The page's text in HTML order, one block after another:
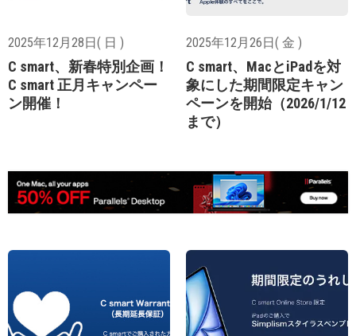
2025年12月28日( 日 )
C smart、新春特別企画！
C smart 正月キャンペー
ン開催！
2025年12月26日( 金 )
C smart、MacとiPadを対
象にした期間限定キャン
ペーンを開始（2026/1/12
まで）